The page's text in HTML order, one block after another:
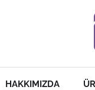
HAKKIMIZDA